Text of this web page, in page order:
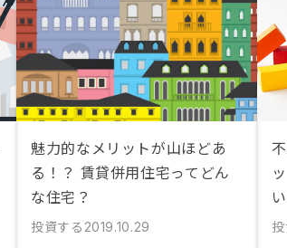
魅力的なメリットが山ほどあ
る！？ 賃貸併用住宅ってどん
な住宅？
投資する 2019.10.29